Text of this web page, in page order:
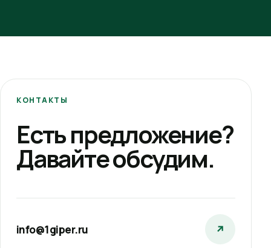
КОНТАКТЫ
Есть предложение?
Давайте обсудим.
info@1giper.ru ↗